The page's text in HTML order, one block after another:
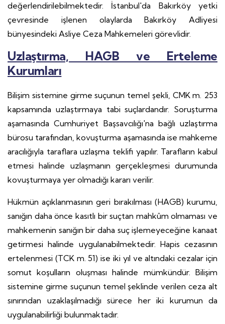
değerlendirilebilmektedir. İstanbul'da Bakırköy yetki
çevresinde işlenen olaylarda Bakırköy Adliyesi
bünyesindeki Asliye Ceza Mahkemeleri görevlidir.
Uzlaştırma, HAGB ve Erteleme
Kurumları
Bilişim sistemine girme suçunun temel şekli, CMK m. 253
kapsamında uzlaştırmaya tabi suçlardandır. Soruşturma
aşamasında Cumhuriyet Başsavcılığı'na bağlı uzlaştırma
bürosu tarafından, kovuşturma aşamasında ise mahkeme
aracılığıyla taraflara uzlaşma teklifi yapılır. Tarafların kabul
etmesi halinde uzlaşmanın gerçekleşmesi durumunda
kovuşturmaya yer olmadığı kararı verilir.
Hükmün açıklanmasının geri bırakılması (HAGB) kurumu,
sanığın daha önce kasıtlı bir suçtan mahkûm olmaması ve
mahkemenin sanığın bir daha suç işlemeyeceğine kanaat
getirmesi halinde uygulanabilmektedir. Hapis cezasının
ertelenmesi (TCK m. 51) ise iki yıl ve altındaki cezalar için
somut koşulların oluşması halinde mümkündür. Bilişim
sistemine girme suçunun temel şeklinde verilen ceza alt
sınırından uzaklaşılmadığı sürece her iki kurumun da
uygulanabilirliği bulunmaktadır.